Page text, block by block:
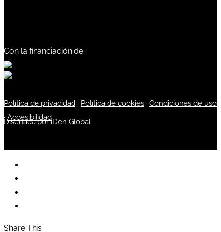
Con la financiación de:
Política de privacidad · Política de cookies · Condiciones de uso
·Accesibilidad
Diseñada poriDen Global
Share This